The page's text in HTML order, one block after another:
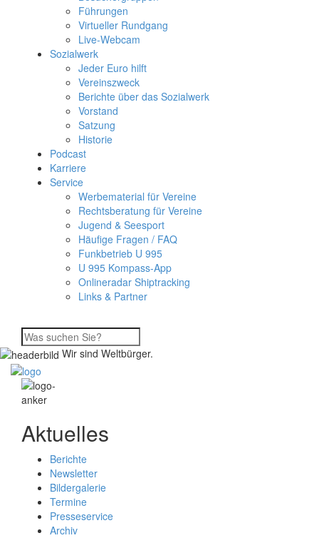
Führungen
Virtueller Rundgang
Live-Webcam
Sozialwerk
Jeder Euro hilft
Vereinszweck
Berichte über das Sozialwerk
Vorstand
Satzung
Historie
Podcast
Karriere
Service
Werbematerial für Vereine
Rechtsberatung für Vereine
Jugend & Seesport
Häufige Fragen / FAQ
Funkbetrieb U 995
U 995 Kompass-App
Onlineradar Shiptracking
Links & Partner
Wir sind Weltbürger.
Aktuelles
Berichte
Newsletter
Bildergalerie
Termine
Presseservice
Archiv